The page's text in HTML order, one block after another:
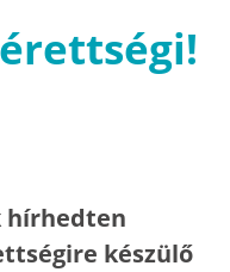
hírhedten
készülő